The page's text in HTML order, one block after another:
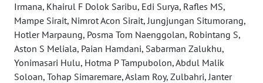
Irmana, Khairul F Dolok Saribu, Edi Surya, Rafles MS,
Mampe Sirait, Nimrot Acon Sirait, Jungjungan Situmorang,
Hotler Marpaung, Posma Tom Naenggolan, Robintang S,
Aston S Meliala, Paian Hamdani, Sabarman Zalukhu,
Yonimasari Hulu, Hotma P Tampubolon, Abdul Malik
Soloan, Tohap Simaremare, Aslam Roy, Zulbahri, Janter
WN
SULTRA
WN
NTB